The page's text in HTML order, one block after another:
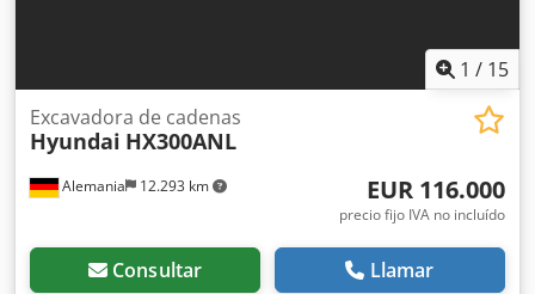
1 / 15
Alemania 12.293 km
Excavadora de cadenas
Hyundai HX300ANL
EUR 116.000
precio fijo IVA no incluído
Consultar Llamar